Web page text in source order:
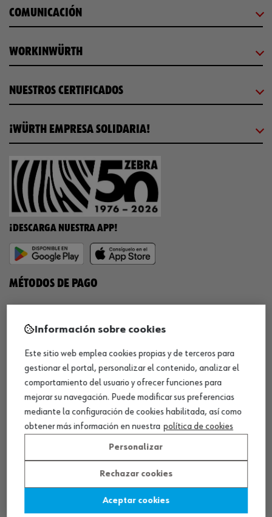
COMUNICACIÓN
WORKINWÜRTH
NUESTROS CERTIFICADOS
¡WÜRTH EMPRESA SOLIDARIA!
¡DESCARGA NUESTRA APP!
MÉTODOS DE PAGO
¡SÍGUENOS!
QUÍMICOS
Información sobre cookies
Este sitio web emplea cookies propias y de terceros para
gestionar el portal, personalizar el contenido, analizar el
comportamiento del usuario y ofrecer funciones para
mejorar su navegación. Puede modificar sus preferencias
mediante la configuración de cookies habilitada, así como
obtener más información en nuestra política de cookies
Personalizar
Rechazar cookies
Aceptar cookies